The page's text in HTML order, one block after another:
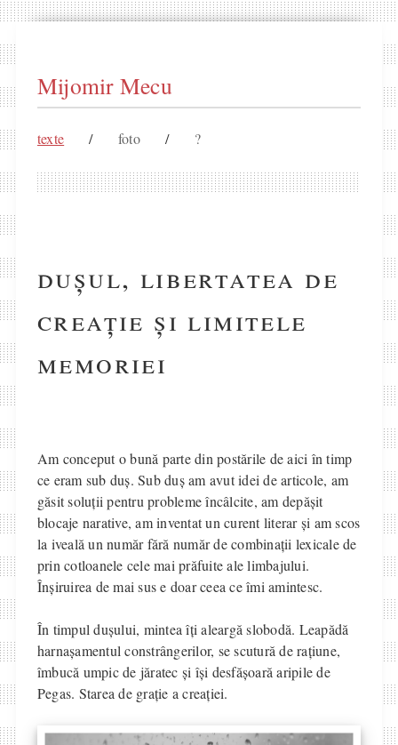
Mijomir Mecu
texte / foto / ?
dușul, libertatea de
creație și limitele
memoriei
Am conceput o bună parte din postările de aici în timp
ce eram sub duș. Sub duș am avut idei de articole, am
găsit soluții pentru probleme încâlcite, am depășit
blocaje narative, am inventat un curent literar și am scos
la iveală un număr fără număr de combinații lexicale de
prin cotloanele cele mai prăfuite ale limbajului.
Înșiruirea de mai sus e doar ceea ce îmi amintesc.
În timpul dușului, mintea îți aleargă slobodă. Leapădă
harnașamentul constrângerilor, se scutură de rațiune,
îmbucă umpic de jăratec și își desfășoară aripile de
Pegas. Starea de grație a creației.